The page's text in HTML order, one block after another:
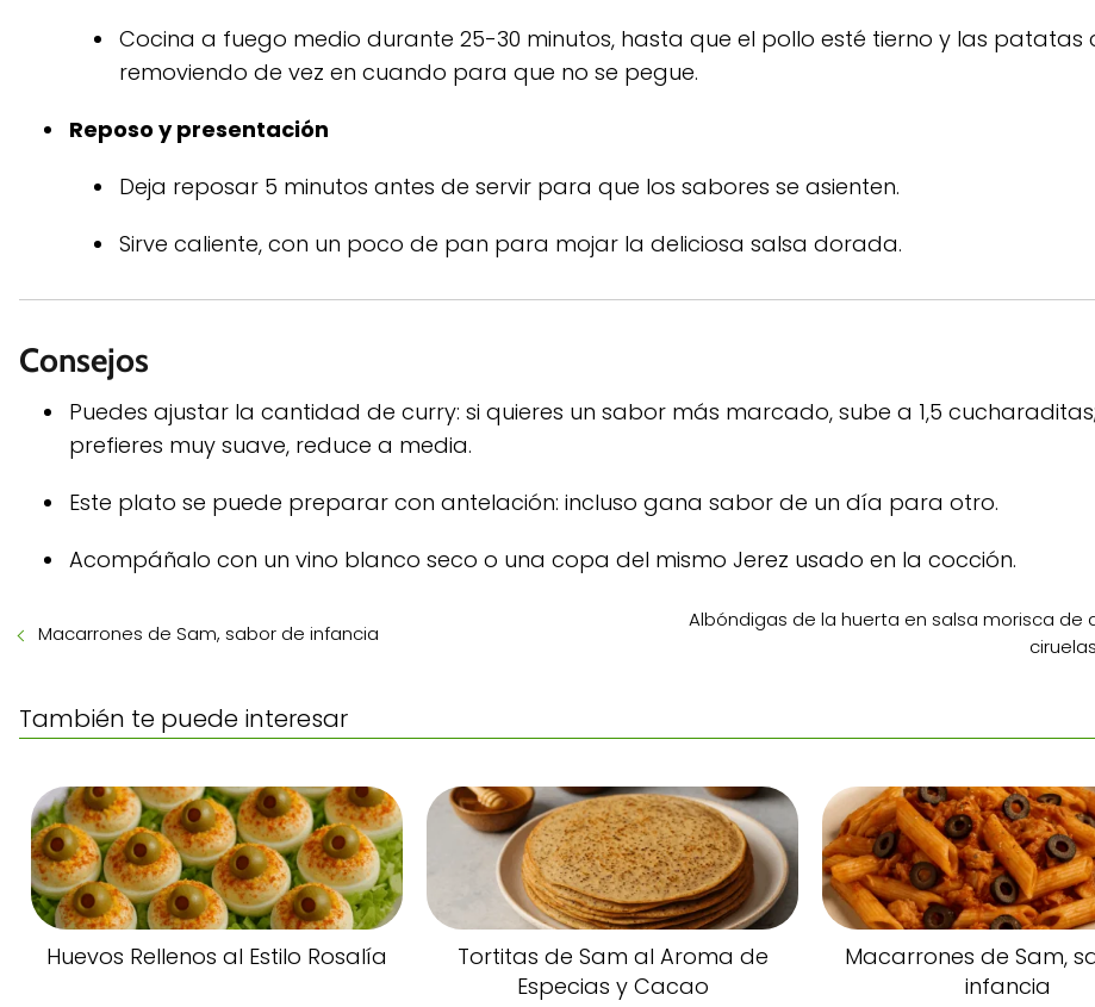
Cocina a fuego medio durante 25-30 minutos, hasta que el pollo esté tierno y las patatas
removiendo de vez en cuando para que no se pegue.
Reposo y presentación
Deja reposar 5 minutos antes de servir para que los sabores se asienten.
Sirve caliente, con un poco de pan para mojar la deliciosa salsa dorada.
Consejos
Puedes ajustar la cantidad de curry: si quieres un sabor más marcado, sube a 1,5
prefieres muy suave, reduce a media.
Este plato se puede preparar con antelación: incluso gana sabor de un día para otro.
Acompáñalo con un vino blanco seco o una copa del mismo Jerez usado en la cocción.
Macarrones de Sam, sabor de infancia
Albóndigas de la huerta en salsa morisca de
También te puede interesar
Huevos Rellenos al Estilo Rosalía
Tortitas de Sam al Aroma de
Especias y Cacao
Macarrones de Sam,
infancia